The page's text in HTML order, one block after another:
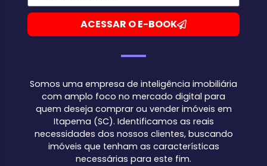
ACESSAR O E-BOOK
Somos uma empresa de inteligência imobiliária
com amplo foco no mercado digital para
quem deseja comprar ou vender imóveis em
Itapema (SC). Identificamos as reais
necessidades dos nossos clientes, buscando
imóveis que tenham as características
necessárias para este fim.